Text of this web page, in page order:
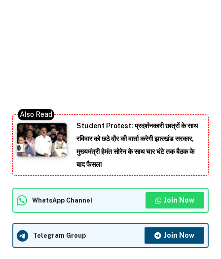
Student Protest: प्रदर्शनकारी छात्रों के साथ
रविवार को छठे दौर की वार्ता करेगी झारखंड सरकार,
मुख्यमंत्री हेमंत सोरेन के साथ चार घंटे तक बैठक के
बाद फैसला
WhatsApp Channel Join Now
Telegram Group Join Now